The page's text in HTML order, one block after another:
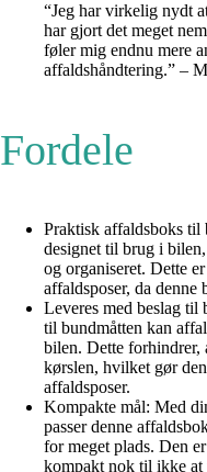
“Jeg har virkelig nydt
har gjort det meget
føler mig endnu mere
affaldshåndtering.” –
Fordele
Praktisk affaldsboks til
designet til brug i
og organiseret. Dette
affaldsposer, da
Leveres med beslag til
til bundmåtten kan
bilen. Dette
kørslen, hvilket gør
affaldsposer.
Kompakte mål: Med
passer denne
for meget plads. Den
kompakt nok til ikke